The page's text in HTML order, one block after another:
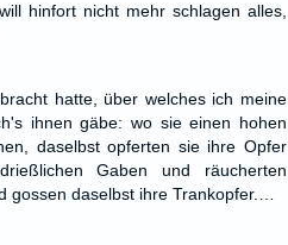
hinfort nicht mehr schlagen alles,
hatte, über welches ich meine
ihnen gäbe: wo sie einen hohen
daselbst opferten sie ihre Opfer
Gaben und räucherten
daselbst ihre Trankopfer.…